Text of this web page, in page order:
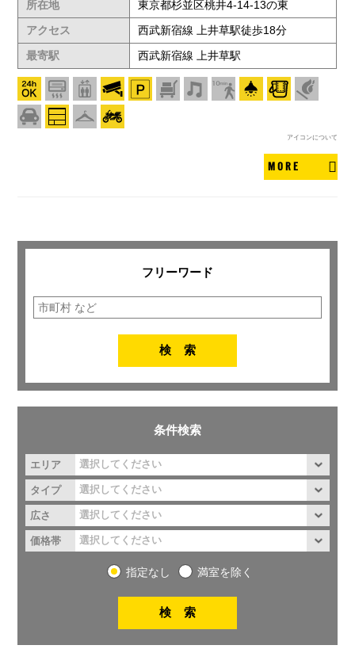
所在地
東京都杉並区桃井4-14-13の東
アクセス
西武新宿線 上井草駅徒歩18分
最寄駅
西武新宿線 上井草駅
アイコンについて
MORE
フリーワード
条件検索
エリア
タイプ
広さ
価格帯
指定なし 満室を除く